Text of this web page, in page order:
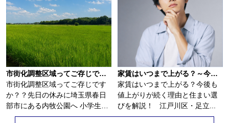
市街化調整区域ってご存じですか？？
市街化調整区域ってご存じです
か？？先日の休みに埼玉県春日
部市にある内牧公園へ 小学生の
子供を連れて...
家賃はいつまで上がる？～今後も値上がりが続く理由と住まい選びを解説～
家賃はいつまで上がる？今後も
値上がりが続く理由と住まい選
びを解説！ 江戸川区・足立...